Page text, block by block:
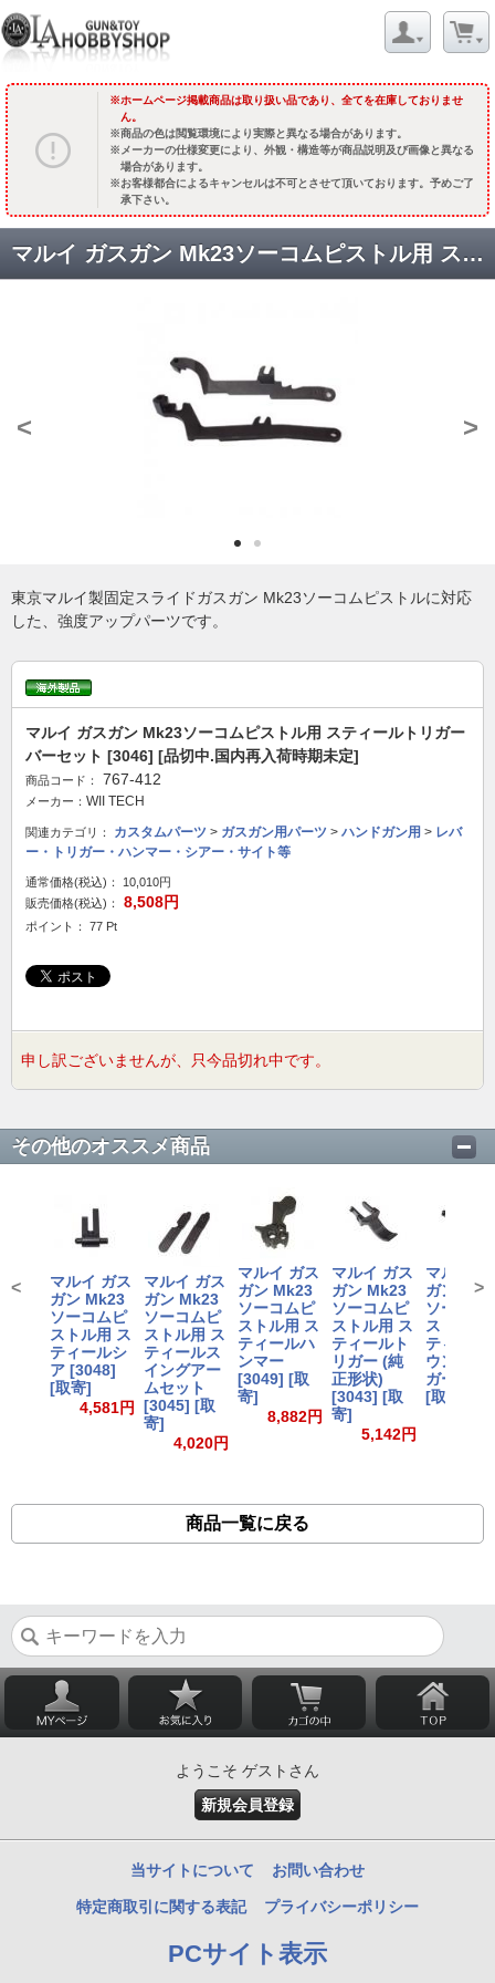
ホームページ掲載商品は取り扱い品であり、全てを在庫しておりませ
ん。
商品の色は閲覧環境により実際と異なる場合があります。
メーカーの仕様変更により、外観・構造等が商品説明及び画像と異なる
場合があります。
お客様都合によるキャンセルは不可とさせて頂いております。予めご了
承下さい。
マルイ ガスガン Mk23ソーコムピストル用 スティールトリガーバーセット [3046] [品切中.国内再入荷時期未定]
< >
東京マルイ製固定スライドガスガン Mk23ソーコムピストルに対応
した、強度アップパーツです。
マルイ ガスガン Mk23ソーコムピストル用 スティールトリガー
バーセット [3046] [品切中.国内再入荷時期未定]
商品コード： 767-412
メーカー： WII TECH
関連カテゴリ： カスタムパーツ > ガスガン用パーツ > ハンドガン用 > レバ
ー・トリガー・ハンマー・シアー・サイト等
通常価格(税込)：
10,010円
販売価格(税込)：
8,508円
ポイント： 77 Pt
申し訳ございませんが、只今品切れ中です。
その他のオススメ商品
マルイ ガス
ガン Mk23
ソーコムピ
ストル用 ス
ティールシ
ア [3048]
[取寄]
4,581円
マルイ ガス
ガン Mk23
ソーコムピ
ストル用 ス
ティールス
イングアー
ムセット
[3045] [取
寄]
4,020円
マルイ ガス
ガン Mk23
ソーコムピ
ストル用 ス
ティールハ
ンマー
[3049] [取
寄]
8,882円
マルイ ガス
ガン Mk23
ソーコムピ
ストル用 ス
ティールト
リガー (純
正形状)
[3043] [取
寄]
5,142円
マルイ ガ
ガン
ソーコム
ストル用
ティール
ウンドト
ガー
[取寄]
< >
商品一覧に戻る
ようこそ ゲストさん
新規会員登録
当サイトについて お問い合わせ
特定商取引に関する表記 プライバシーポリシー
PCサイト表示